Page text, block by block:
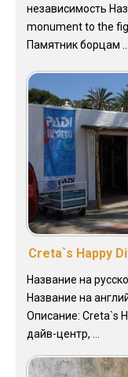
независимость
monument to the
Памятник борцам ...
Creta`s Happy
Название на
Название на
Описание: Creta`s
дайв-центр, ...